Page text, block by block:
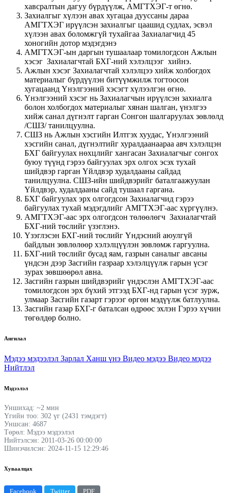
хавсралтын дагуу бүрдүүлж, АМГТХЭГ-т өгнө.
Захиалгыг хүлээн авах хугацаа дууссаны дараа
АМГТХЭГ ирүүлсэн захиалгыг цаашид судлах, эсвэл
хүлээн авах боломжгүй тухайгаа Захиалагчид 45
хоногийн дотор мэдэгдэнэ
АМГТХЭГ-ын даргын тушаалаар томилогдсон Ажлын
хэсэг Захиалагчтай БХГ-ний хэлэлцээг хийнэ.
Ажлын хэсэг Захиалагчтай хэлэлцээ хийж холбогдох
материалыг бүрдүүлэн битүүмжилж тогтоосон
хугацаанд Үнэлгээний хэсэгт хүлээлгэн өгнө.
Үнэлгээний хэсэг нь Захиалагчын ирүүлсэн захиалга
болон холбогдох материалыг хянан шалган, үнэлгээ
хийж санал дүгнэлт гарган Сонгон шалгаруулах зөвлөлд
/СШЗ/ танилцуулна.
СШЗ нь Ажлын хэсгийн Илтгэх хуудас, Үнэлгээний
хэсгийн санал, дүгнэлтийг хуралдаанаараа авч хэлэлцэн
БХГ байгуулах нөхцлийг хангасан Захиалагчыг сонгох
буюу түүнд гэрээ байгуулах эрх олгох эсэх тухай
шийдвэр гарган Үйлдвэр худалдааны сайдад
танилцуулна. СШЗ-ийн шийдвэрийг баталгаажуулан
Үйлдвэр, худалдааны сайд тушаал гаргана.
БХГ байгуулах эрх олгогдсон Захиалагчид гэрээ
байгуулах тухай мэдэгдлийг АМГТХЭГ-аас хүргүүлнэ.
АМГТХЭГ-аас эрх олгогдсон төлөөлөгч Захиалагчтай
БХГ-ний төслийг үзэглэнэ.
Үзэглэсэн БХГ-ний төслийг Үндэсний аюулгүй
байдлын зөвлөлөөр хэлэлцүүлэн зөвлөмж гаргуулна.
БХГ-ний төслийг бусад яам, газрын саналыг авсаны
үндсэн дээр Засгийн газраар хэлэлцүүлж гарын үсэг
зурах зөвшөөрөл авна.
Засгийн газрын шийдвэрийг үндэслэн АМГТХЭГ-аас
томилогдсон эрх бүхий этгээд БХГ-нд гарын үсэг зурж,
улмаар Засгийн газарт гэрээг өргөн мэдүүлж батлуулна.
Засгийн газар БХГ-г баталсан өдрөөс эхлэн Гэрээ хүчин
төгөлдөр болно.
Ангилал
Мэдээ мэдээлэл Зарлал Ханш үнэ Видео мэдээ Видео мэдээ
Нийтлэл
Мэдээлэл
Уншихад: ~2 мин
Үгийн тоо: 302 үг (2431 тэмдэгт)
Уншсан: 4687
Төрөл: Мэдээ мэдээлэл
Нийтэлсэн: 2011-03-26 00:00:00
Шинэчилсэн: 2024-11-15 12:29:46
Хуваалцах
Facebook Twitter PDF